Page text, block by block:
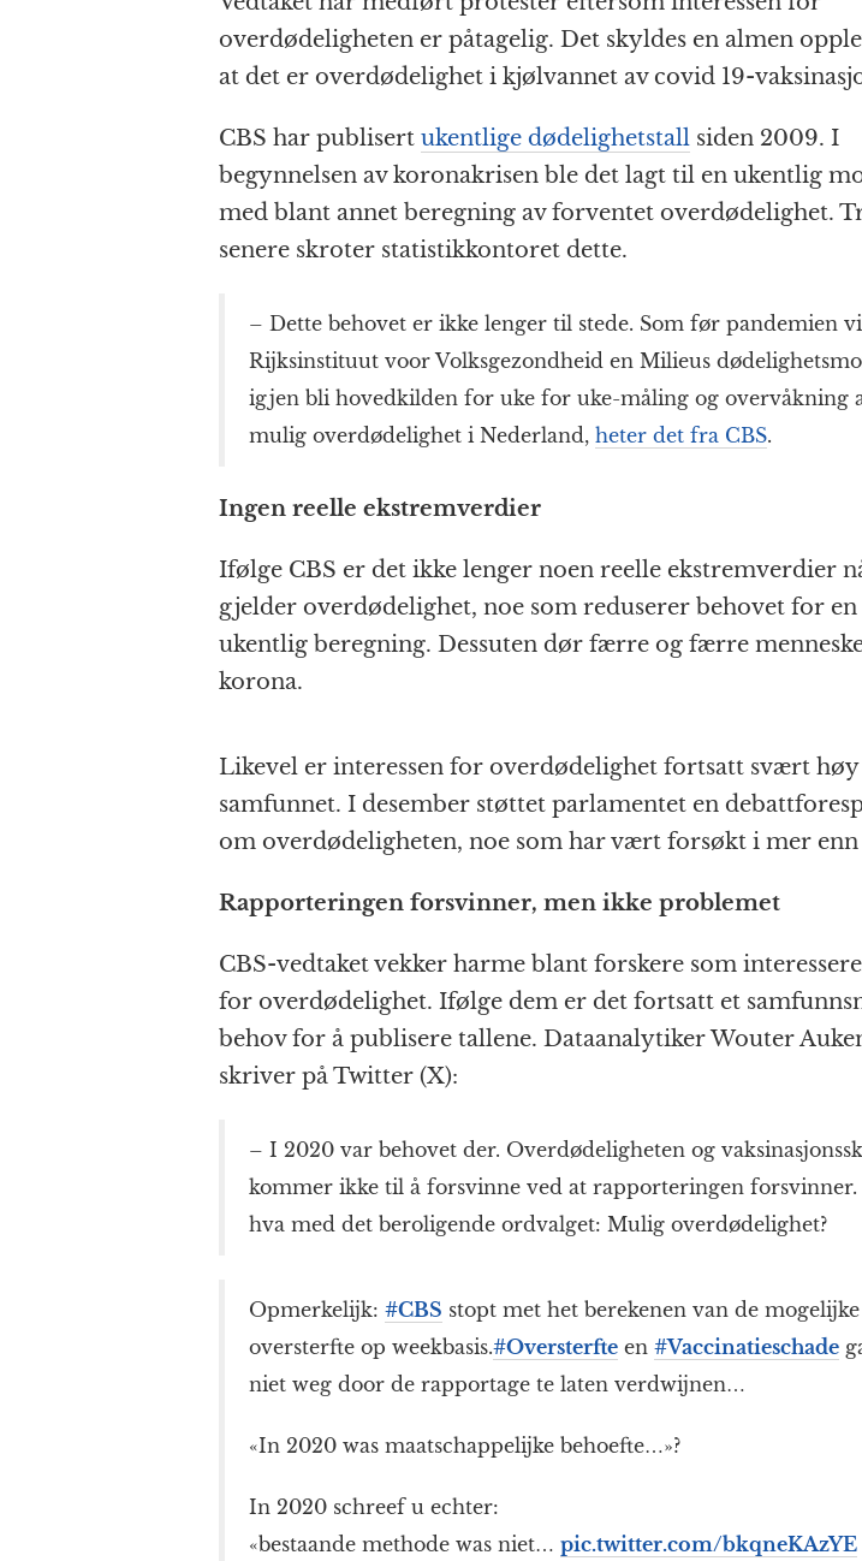
k r
overdødeligheten er påtagelig. Det skyldes en almen
at det er overdødelighet i kjølvannet av covid 19-
CBS har publisert ukentlige dødelighetstall siden 2009. I
begynnelsen av koronakrisen ble det lagt til en ukentlig
med blant annet beregning av forventet overdødelighet.
senere skroter statistikkontoret dette.
– Dette behovet er ikke lenger til stede. Som før pandemien
Rijksinstituut voor Volksgezondheid en Milieus
igjen bli hovedkilden for uke for uke-måling og overvåkning
mulig overdødelighet i Nederland, heter det fra CBS.
Ingen reelle ekstremverdier
Ifølge CBS er det ikke lenger noen reelle ekstremverdier
gjelder overdødelighet, noe som reduserer behovet for en
ukentlig beregning. Dessuten dør færre og færre
korona.
Likevel er interessen for overdødelighet fortsatt svært
samfunnet. I desember støttet parlamentet en
om overdødeligheten, noe som har vært forsøkt i mer enn
Rapporteringen forsvinner, men ikke problemet
CBS-vedtaket vekker harme blant forskere som
for overdødelighet. Ifølge dem er det fortsatt et
behov for å publisere tallene. Dataanalytiker Wouter
skriver på Twitter (X):
– I 2020 var behovet der. Overdødeligheten og
kommer ikke til å forsvinne ved at rapporteringen
hva med det beroligende ordvalget: Mulig overdødelighet?
Opmerkelijk: #CBS stopt met het berekenen van de mogelijke
oversterfte op weekbasis.#Oversterfte en #Vaccinatieschade
niet weg door de rapportage te laten verdwijnen…
«In 2020 was maatschappelijke behoefte…»?
In 2020 schreef u echter:
«bestaande methode was niet… pic.twitter.com/bkqneKAzYE